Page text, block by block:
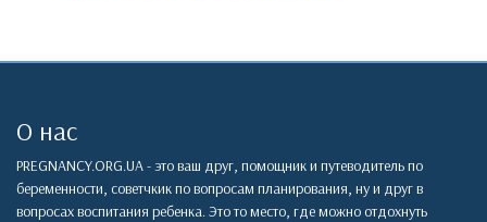
О нас
PREGNANCY.ORG.UA - это ваш друг, помощник и путеводитель по
беременности, советчкик по вопросам планирования, ну и друг в
вопросах воспитания ребенка. Это то место, где можно отдохнуть